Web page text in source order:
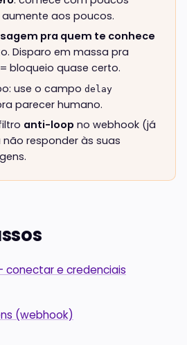
aos poucos.
pra quem te conhece
Disparo em massa pra
bloqueio quase certo.
use o campo delay
parecer humano.
anti-loop no webhook (já
responder às suas
conectar e credenciais
(webhook)